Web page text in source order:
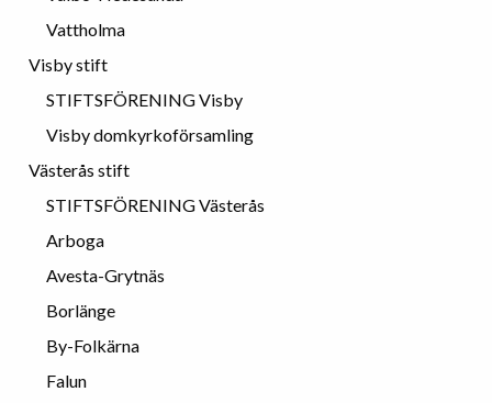
Vattholma
Visby stift
STIFTSFÖRENING Visby
Visby domkyrkoförsamling
Västerås stift
STIFTSFÖRENING Västerås
Arboga
Avesta-Grytnäs
Borlänge
By-Folkärna
Falun